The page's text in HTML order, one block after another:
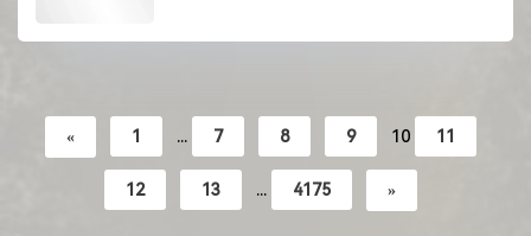
« 1 ... 7 8 9 10 11
12 13 ... 4175 »